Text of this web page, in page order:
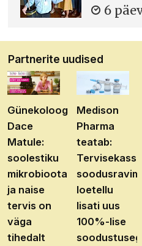
6
Partnerite uudised
Günekoloog
Dace
Matule:
soolestiku
mikrobioota
ja naise
tervis on
väga
tihedalt
Medison
Pharma
teatab:
Tervisekassa
loetellu
lisati uus
100%-lise